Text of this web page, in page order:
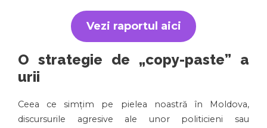
Vezi raportul aici
O strategie de „copy-paste” a
urii
Ceea ce simțim pe pielea noastră în Moldova,
discursurile agresive ale unor politicieni sau